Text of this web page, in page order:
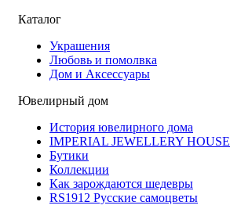
Каталог
Украшения
Любовь и помолвка
Дом и Аксессуары
Ювелирный дом
История ювелирного дома
IMPERIAL JEWELLERY HOUSE
Бутики
Коллекции
Как зарождаются шедевры
RS1912 Русские самоцветы